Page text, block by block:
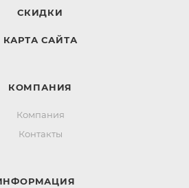
СКИДКИ
КАРТА САЙТА
КОМПАНИЯ
Компания
Контакты